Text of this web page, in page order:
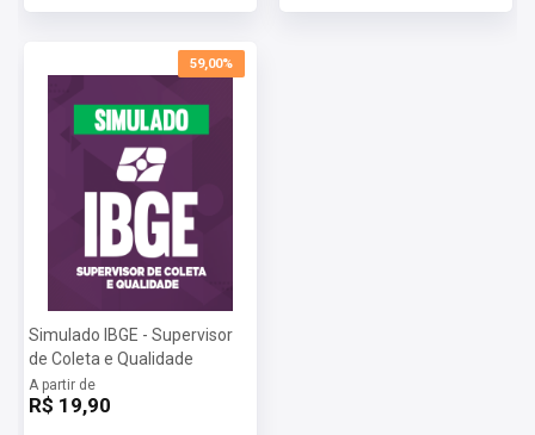
59,00%
Simulado IBGE - Supervisor
de Coleta e Qualidade
A partir de
R$ 19,90